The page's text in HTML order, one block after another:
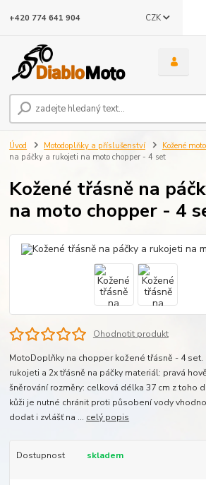
CZK
+420 774 641 904
Úvod Motodoplňky a příslušenství Kožené
na páčky a rukojeti na moto chopper - 4 set
Kožené třásně na
na moto chopper - 4
Ohodnotit produkt
MotoDoplňky na chopper kožené třásně - 4 set.
rukojeti a 2x třásně na páčky materiál: pravá
šněrování rozměry: celková délka 37 cm z toho
kůži je nutné chránit proti působení vody
dodat i zvlášť na ... celý popis
Dostupnost skladem